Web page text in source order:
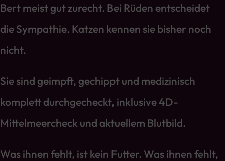
Bert meist gut zurecht. Bei Rüden entscheidet
die Sympathie. Katzen kennen sie bisher noch
nicht.
Sie sind geimpft, gechippt und medizinisch
komplett durchgecheckt, inklusive 4D-
Mittelmeercheck und aktuellem Blutbild.
Was ihnen fehlt, ist kein Futter. Was ihnen fehlt,